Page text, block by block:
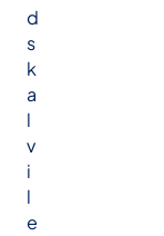
d
s
k
a
l
v
i
l
e